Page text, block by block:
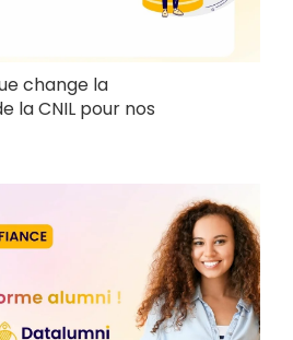
change la
la CNIL pour nos